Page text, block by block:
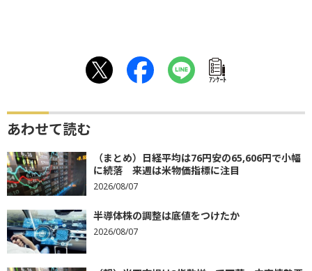
ｱﾝｹｰﾄ
あわせて読む
（まとめ）日経平均は76円安の65,606円で小幅
に続落 来週は米物価指標に注目
2026/08/07
半導体株の調整は底値をつけたか
2026/08/07